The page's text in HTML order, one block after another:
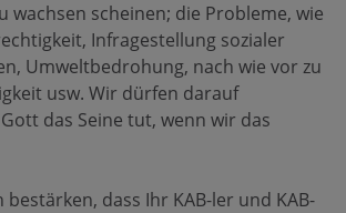
wachsen scheinen; die Probleme, wie
Infragestellung sozialer
Umweltbedrohung, nach wie vor zu
usw. Wir dürfen darauf
das Seine tut, wenn wir das
bestärken, dass Ihr KAB-ler und KAB-